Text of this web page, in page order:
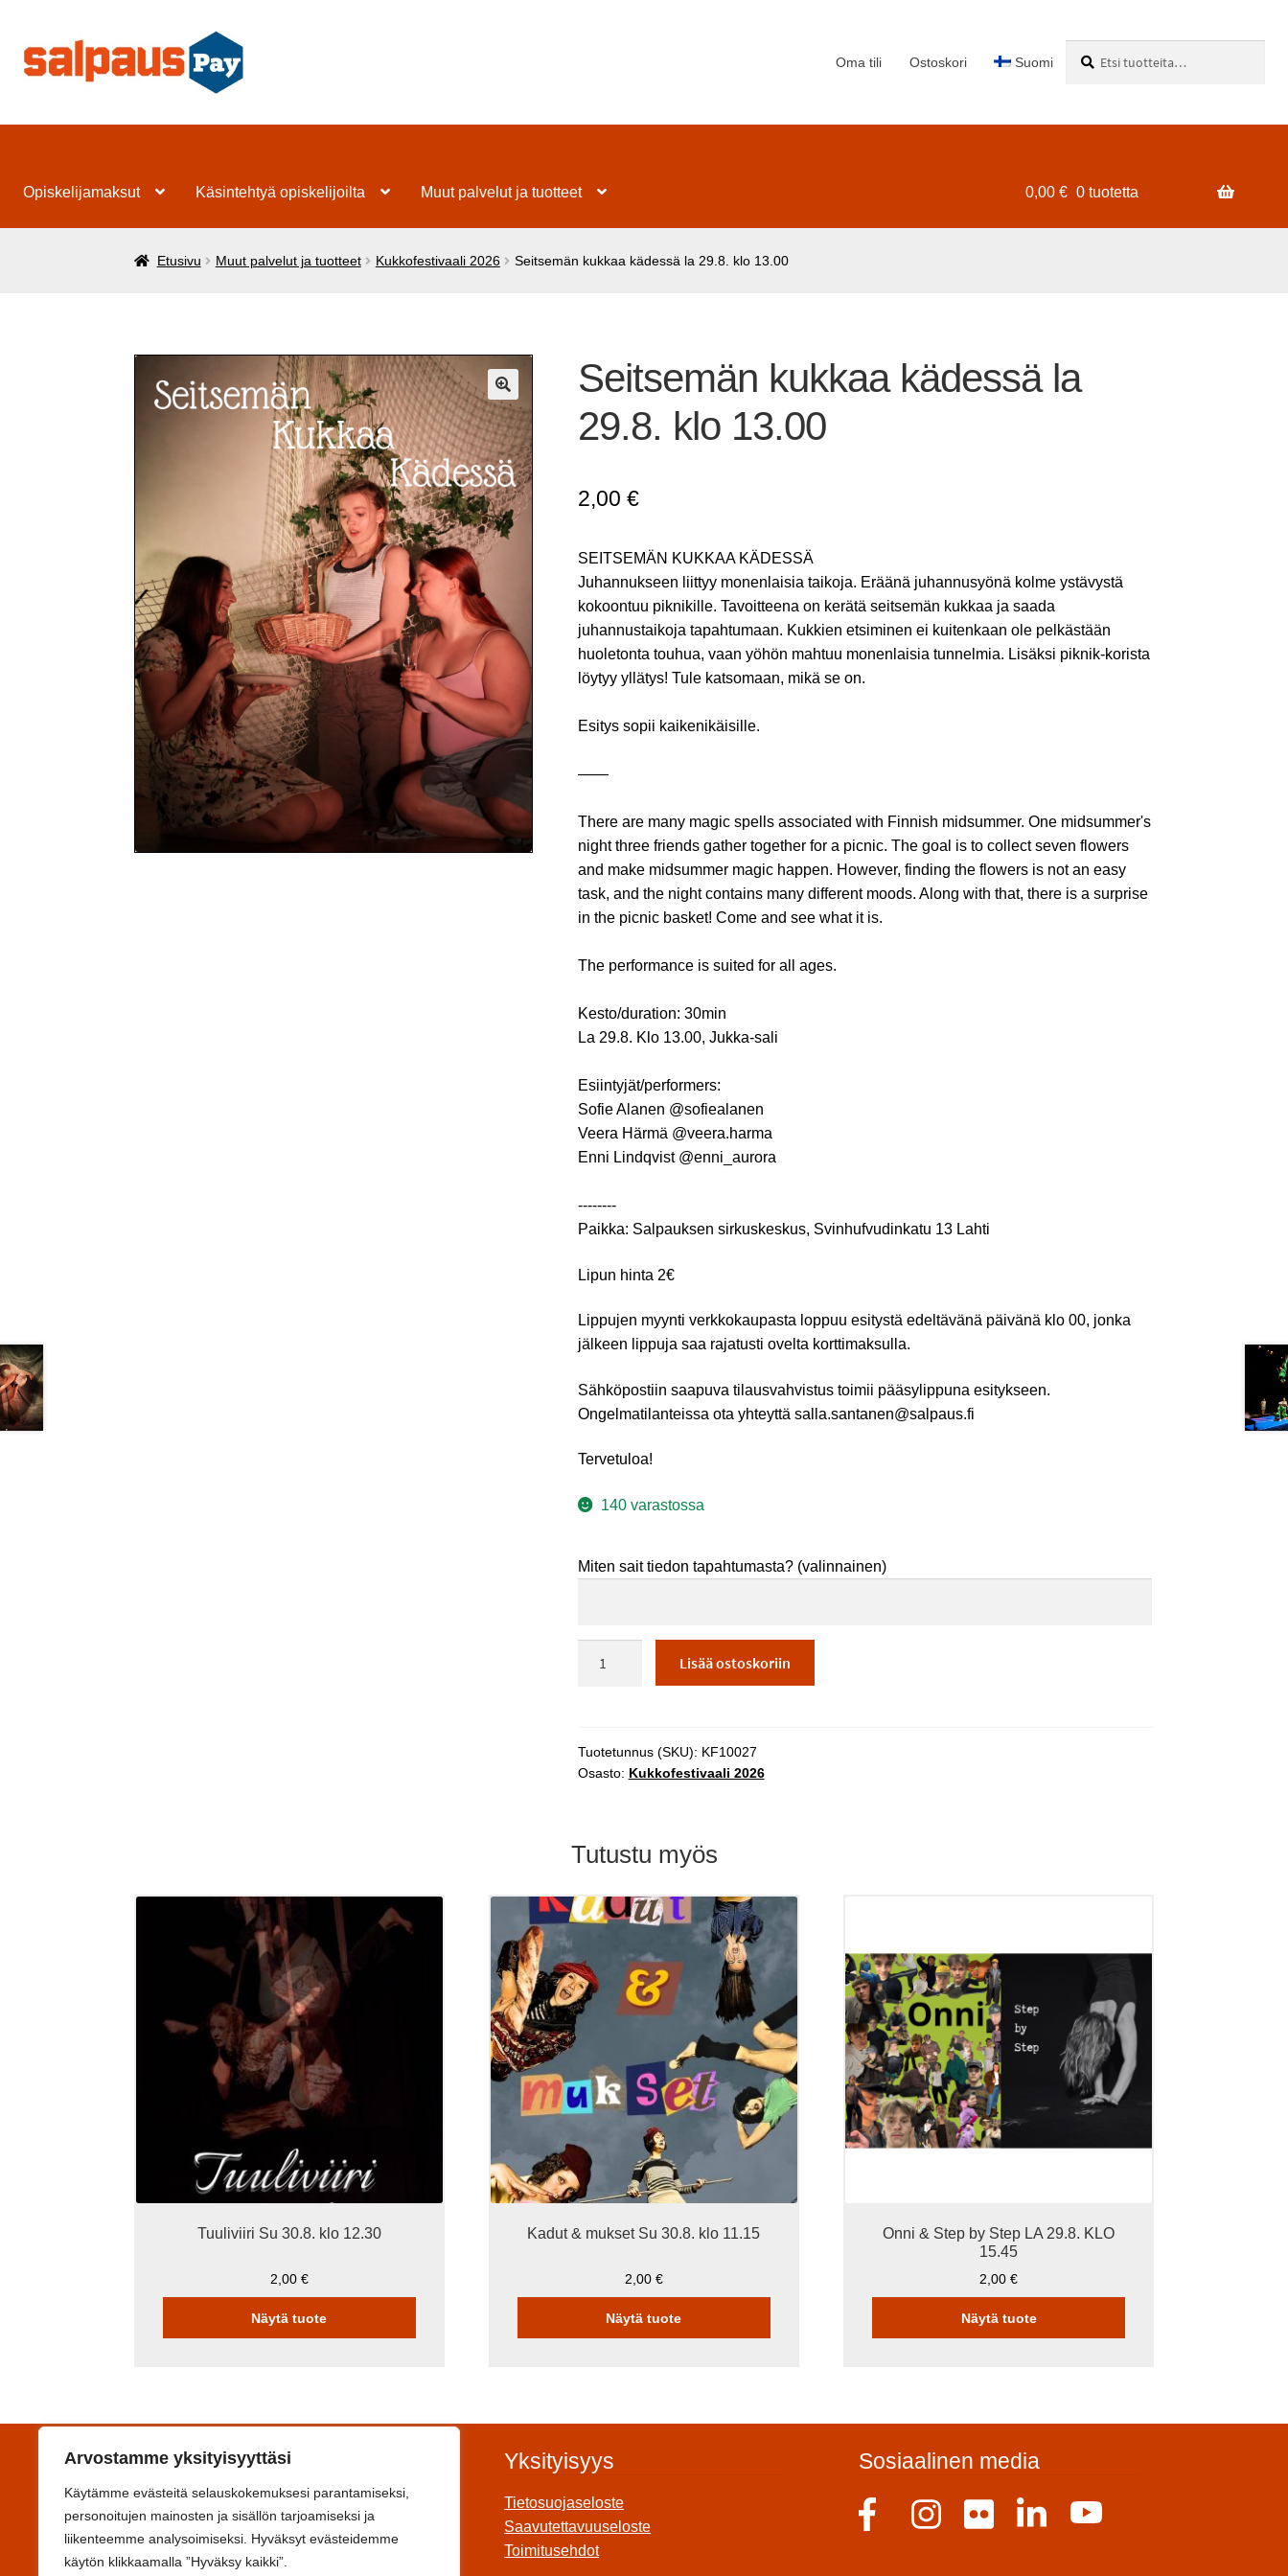
Arvostamme yksityisyyttäsi
Käytämme evästeitä selauskokemuksesi parantamiseksi,
personoitujen mainosten ja sisällön tarjoamiseksi ja
liikenteemme analysoimiseksi. Hyväksyt evästeidemme
käytön klikkaamalla ”Hyväksy kaikki”.
Siirry
Siirry
Oma tili Ostoskori Suomi
Haku
Opiskelijamaksut Käsintehtyä opiskelijoilta Muut palvelut ja tuotteet 0,00€ 0 tuotetta
Etusivu Muut palvelut ja tuotteet Kukkofestivaali 2026 Seitsemän kukkaa kädessä la 29.8. klo 13.00
🔍
Seitsemän kukkaa kädessä la
29.8. klo 13.00
2,00 €
SEITSEMÄN KUKKAA KÄDESSÄ
Juhannukseen liittyy monenlaisia taikoja. Eräänä juhannusyönä kolme ystävystä
kokoontuu piknikille. Tavoitteena on kerätä seitsemän kukkaa ja saada
juhannustaikoja tapahtumaan. Kukkien etsiminen ei kuitenkaan ole pelkästään
huoletonta touhua, vaan yöhön mahtuu monenlaisia tunnelmia. Lisäksi piknik-korista
löytyy yllätys! Tule katsomaan, mikä se on.
Esitys sopii kaikenikäisille.
——
There are many magic spells associated with Finnish midsummer. One midsummer's
night three friends gather together for a picnic. The goal is to collect seven flowers
and make midsummer magic happen. However, finding the flowers is not an easy
task, and the night contains many different moods. Along with that, there is a surprise
in the picnic basket! Come and see what it is.
The performance is suited for all ages.
Kesto/duration: 30min
La 29.8. Klo 13.00, Jukka-sali
Esiintyjät/performers:
Sofie Alanen @sofiealanen
Veera Härmä @veera.harma
Enni Lindqvist @enni_aurora
--------
Paikka: Salpauksen sirkuskeskus, Svinhufvudinkatu 13 Lahti
Lipun hinta 2€
Lippujen myynti verkkokaupasta loppuu esitystä edeltävänä päivänä klo 00, jonka
jälkeen lippuja saa rajatusti ovelta korttimaksulla.
Sähköpostiin saapuva tilausvahvistus toimii pääsylippuna esitykseen.
Ongelmatilanteissa ota yhteyttä salla.santanen@salpaus.fi
Tervetuloa!
140 varastossa
Miten sait tiedon tapahtumasta? (valinnainen)
29.8.
klo
Lisää ostoskoriin
Tuotetunnus (SKU): KF10027
Osasto: Kukkofestivaali 2026
Tutustu myös
Tuuliviiri Su 30.8. klo 12.30
2,00 €
Näytä tuote
Kadut & mukset Su 30.8. klo 11.15
2,00 €
Näytä tuote
Onni & Step by Step LA 29.8. KLO
15.45
2,00€
Näytä tuote
Yhteystiedot
Koulutuskeskus Salpaus -kuntayhtymä
Svinhufvudinkatu 6F, 15110 Lahti
Y-tunnus 0993644-6
Yksityisyys
Tietosuojaseloste
Saavutettavuuseloste
Toimitusehdot
Sosiaalinen media